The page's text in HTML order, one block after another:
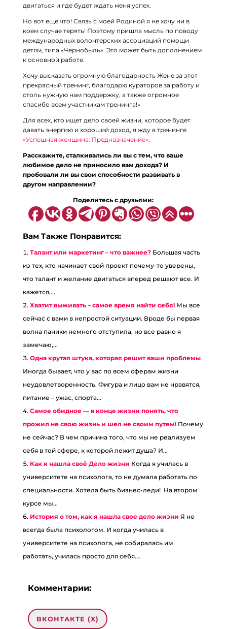
двигаться и где будет ждать меня успех.
Но вот ещё что! Связь с моей Родиной я не хочу ни в
коем случае терять! Поэтому пришла мысль по поводу
международных волонтерских ассоциаций помощи
детям, типа «Чернобыль». Это может быть дополнением
к основной работе.
Хочу высказать огромную благодарность Жене за этот
прекрасный тренинг, благодарю кураторов за работу и
столь нужную нам поддержку, а также огромное
спасибо всем участникам тренинга!»
Для всех, кто ищет дело своей жизни, которое будет
давать энергию и хороший доход, я жду в тренинге
«Успешная женщина: Предназначение».
Расскажите, сталкивались ли вы с тем, что ваше
любимое дело не приносило вам дохода? И
пробовали ли вы свои способности развивать в
другом направлении?
Поделитесь с друзьями:
Вам Также Понравится:
Талант или маркетинг – что важнее? Большая часть
из тех, кто начинает свой проект почему-то уверены,
что талант и желание двигаться вперед решают все. И
кажется,...
Хватит выживать – самое время найти себя! Мы все
сейчас с вами в непростой ситуации. Вроде бы первая
волна паники немного отступила, но все равно я
замечаю,...
Одна крутая штука, которая решит ваши проблемы
Иногда бывает, что у вас по всем сферам жизни
неудовлетворенность. Фигура и лицо вам не нравятся,
питание – ужас, спорта...
Самое обидное — в конце жизни понять, что
прожил не свою жизнь и шел не своим путем! Почему
не сейчас? В чем причина того, что мы не реализуем
себя в той сфере, к которой лежит душа? И...
Как я нашла своё Дело жизни Когда я училась в
университете на психолога, то не думала работать по
специальности. Хотела быть бизнес-леди! На втором
курсе мы...
История о том, как я нашла свое дело жизни Я не
всегда была психологом. И когда училась в
университете на психолога, не собиралась им
работать, училась просто для себя....
Комментарии:
ВКОНТАКТЕ (X)